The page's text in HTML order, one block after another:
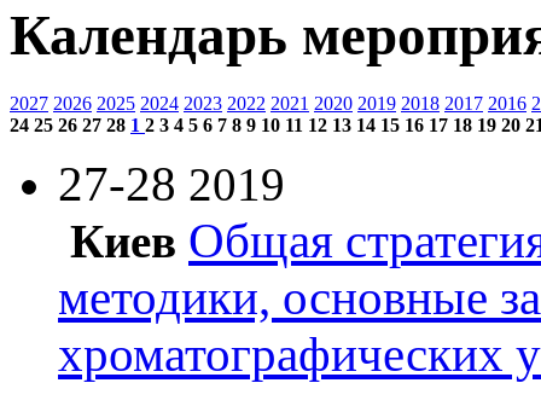
Календарь
2027 2026 2025 2024 2023 2022 2021 2020 2019 2018 2017 2016
24 25 26 27 28 1 2 3 4 5 6 7 8 9 10 11 12 13 14 15 16 17 18 19 20
27-28 2019
Киев Общая
методики, основные